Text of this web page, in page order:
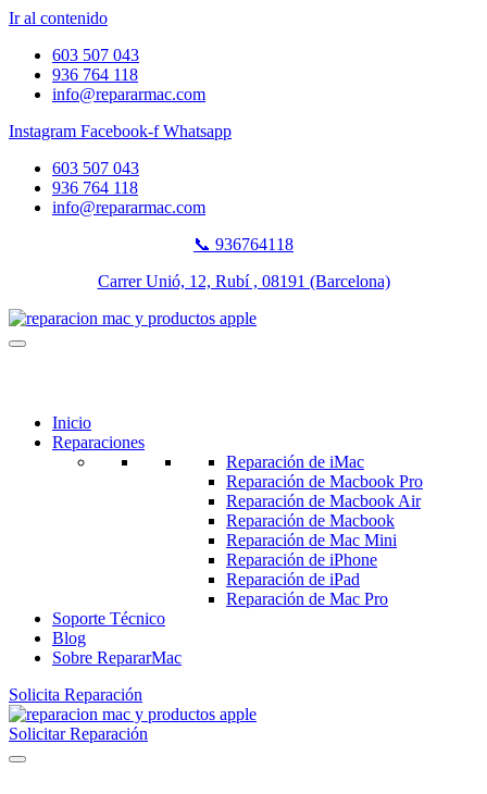
Ir al contenido
603 507 043
936 764 118
info@repararmac.com
Instagram Facebook-f Whatsapp
603 507 043
936 764 118
info@repararmac.com
📞 936764118
Carrer Unió, 12, Rubí , 08191 (Barcelona)
Inicio
Reparaciones
Reparación de iMac
Reparación de Macbook Pro
Reparación de Macbook Air
Reparación de Macbook
Reparación de Mac Mini
Reparación de iPhone
Reparación de iPad
Reparación de Mac Pro
Soporte Técnico
Blog
Sobre RepararMac
Solicita Reparación
Solicitar Reparación